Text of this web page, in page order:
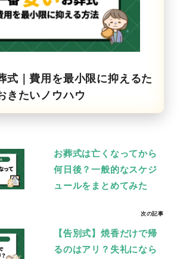
式｜費用を最小限に抑えるた
きたいノウハウ
お葬式は亡くなってから
何日後？一般的なスケジ
ュールをまとめてみた
【告別式】焼香だけで帰
るのはアリ？失礼になら